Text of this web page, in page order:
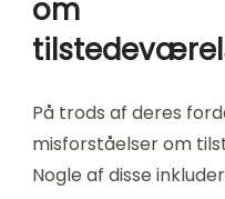
om
På trods af deres
misforståelser om
Nogle af disse